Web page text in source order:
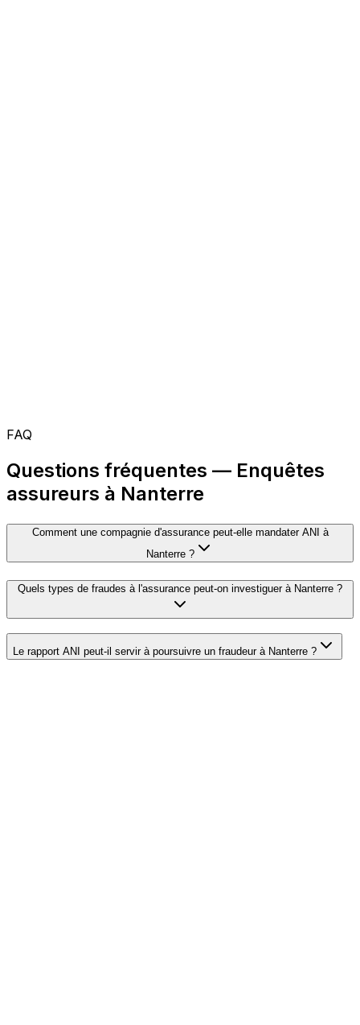
FAQ
Questions fréquentes — Enquêtes
assureurs à Nanterre
Comment une compagnie d'assurance peut-elle mandater ANI à
Nanterre ?
Quels types de fraudes à l'assurance peut-on investiguer à Nanterre ?
Le rapport ANI peut-il servir à poursuivre un fraudeur à Nanterre ?